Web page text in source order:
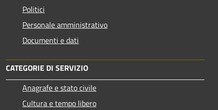
Politici
Personale amministrativo
Documenti e dati
CATEGORIE DI SERVIZIO
Anagrafe e stato civile
Cultura e tempo libero